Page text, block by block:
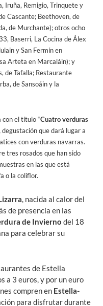
Iruña, Remigio, Trinquete y
Cascante; Beethoven, de
de Murchante); otros ocho
Baserri, La Cocina de Álex
y San Fermín en
Arteta en Marcaláin); y
de Tafalla; Restaurante
de Sansoáin y la
con el título “Cuatro verduras
degustación que dará lugar a
con verduras navarras.
tres rosados que han sido
en las que está
o la coliflor.
, nacida al calor del
de presencia en las
de Invierno del 18
para celebrar su
de Estella
a 3 euros, y por un euro
compren en Estella-
para disfrutar durante